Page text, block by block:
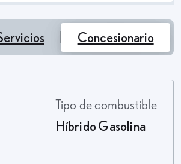
Concesionario
Tipo de combustible
Híbrido Gasolina